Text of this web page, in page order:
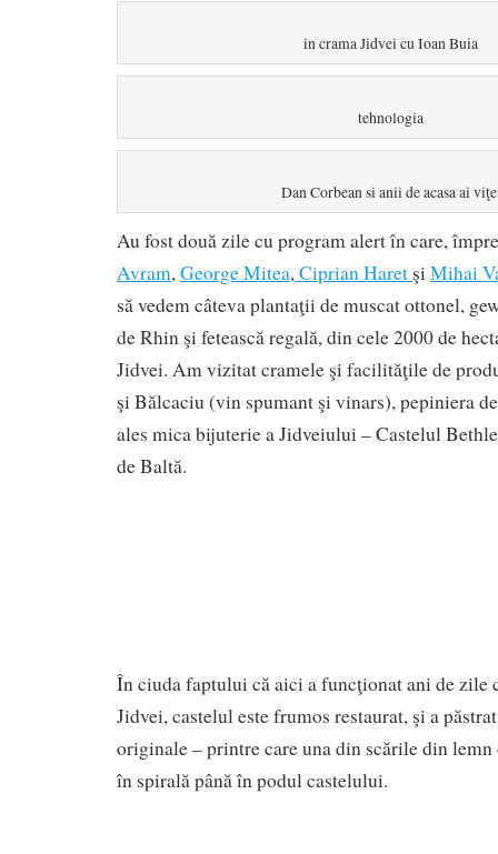
in crama Jidvei cu Ioan Buia
tehnologia
Dan Corbean si anii de acasa ai
Au fost două zile cu program alert în care,
Avram,George Mitea,Ciprian Haret şi Mihai
să vedem câteva plantaţii de muscat ottonel,
de Rhin şi fetească regală, din cele 2000 de
Jidvei. Am vizitat cramele şi facilităţile de
şi Bălcaciu (vin spumant şi vinars), pepiniera
ales mica bijuterie a Jidveiului – Castelul
de Baltă.
În ciuda faptului că aici a funcţionat ani de zile
Jidvei, castelul este frumos restaurat, şi a
originale – printre care una din scările din lemn
în spirală până în podul castelului.